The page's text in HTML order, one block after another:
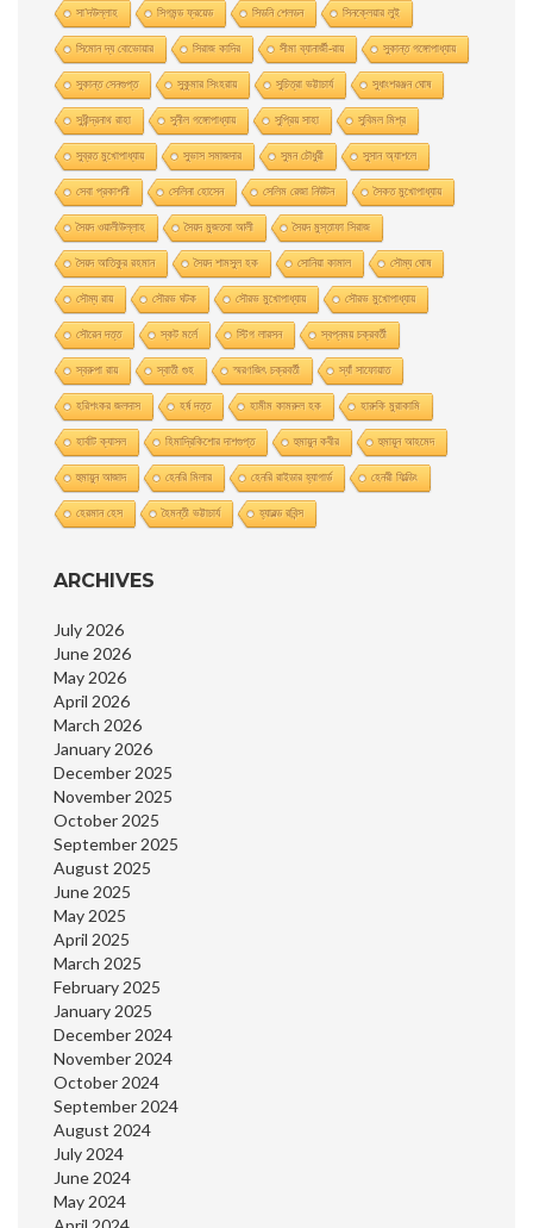
সা’দউল্লাহ সিগমন্ড ফ্রয়েড সিডনি শেলডন সিনক্লেয়ার লুই
সিমোন দ্য বোভোয়ার সিরাজ কাদির সীমা ব্যানার্জী-রায় সুকান্ত গঙ্গোপাধ্যায়
সুকান্ত সেনগুপ্ত সুকুমার সিংহরায় সুচিত্রা ভট্টাচার্য সুধাংশরঞ্জন ঘোষ
সুধীন্দ্রনাথ রাহা সুনীল গঙ্গোপাধ্যায় সুপ্রিয় সাহা সুবিমল মিশ্র
সুব্রত মুখোপাধ্যায় সুভাস সমাজদার সুমন চৌধুরী সুসান অ্যাশলে
সেবা প্রকাশনী সেলিনা হােসেন সেলিম রেজা নিউটন সৈকত মুখোপাধ্যায়
সৈয়দ ওয়ালীউল্লাহ সৈয়দ মুজতবা আলী সৈয়দ মুস্তাফা সিরাজ
সৈয়দ আতিকুর রহমান সৈয়দ শামসুল হক সোনিয়া কামাল সৌম্য ঘােষ
সৌম্য রায় সৌরভ ঘটক সৌরভ মুখােপাধ্যায় সৌরভ মুখোপাধ্যায়
সৌরেন দত্ত স্কট মর্লে স্টিগ লারসন স্বপ্নময় চক্রবর্তী
স্বরুপা রায় স্বাতী গুহ স্মরণজিৎ চক্রবর্তী স্যাঁ সাফোয়াত
হরিশংকর জলদাস হর্ষ দত্ত হামীম কামরুল হক হারুকি মুরাকামি
হার্বাট ক্যাসল হিমাদ্রিকিশাের দাশগুপ্ত হুমায়ুন কবীর হুমায়ূন আহমেদ
হুমায়ুন আজাদ হেনরি মিলার হেনরি রাইডার হ্যাগার্ড হেনরী ফিল্ডিং
হেরমান হেস হৈমন্তী ভট্টাচার্য হ্যারল্ড রবিন্স
ARCHIVES
July 2026
June 2026
May 2026
April 2026
March 2026
January 2026
December 2025
November 2025
October 2025
September 2025
August 2025
June 2025
May 2025
April 2025
March 2025
February 2025
January 2025
December 2024
November 2024
October 2024
September 2024
August 2024
July 2024
June 2024
May 2024